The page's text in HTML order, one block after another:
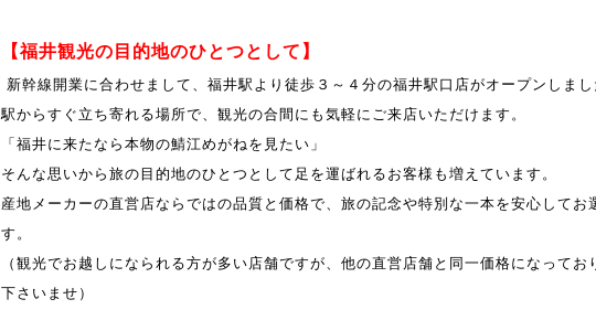
【福井観光の目的地のひとつとして】
新幹線開業に合わせまして、福井駅より徒歩３～４分の福井駅口店がオープンしまし
駅からすぐ立ち寄れる場所で、観光の合間にも気軽にご来店いただけます。
「福井に来たなら本物の鯖江めがねを見たい」
そんな思いから旅の目的地のひとつとして足を運ばれるお客様も増えています。
産地メーカーの直営店ならではの品質と価格で、旅の記念や特別な一本を安心してお
す。
（観光でお越しになられる方が多い店舗ですが、他の直営店舗と同一価格になってお
下さいませ）